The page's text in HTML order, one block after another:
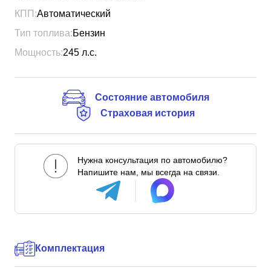
КПП:Автоматический
Тип топлива:Бензин
Мощность:245 л.с.
Состояние автомобиля
Страховая история
Нужна консультация по автомобилю?
Напишите нам, мы всегда на связи.
Комплектация